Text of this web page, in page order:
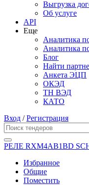
Выгрузка
Об услуге
API
Еще
Аналитика
Аналитика
Блог
Найти
Анкета ЭЦП
ОКЭД
ТН ВЭД
КАТО
Вход /Регистрация
РЕЛЕ RXM4AB1BD
Избранное
Общие
Поместить